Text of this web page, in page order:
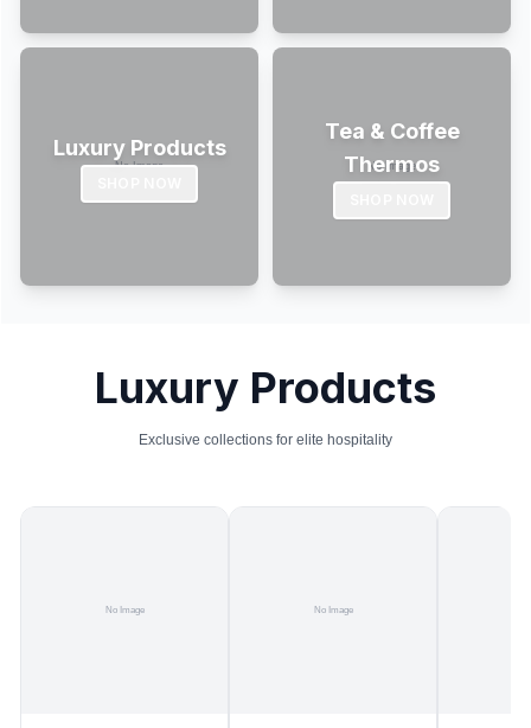
Luxury Products
Tea & Coffee
Thermos
Luxury Products
Exclusive collections for elite hospitality